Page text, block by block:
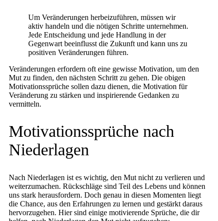
Um Veränderungen herbeizuführen, müssen wir
aktiv handeln und die nötigen Schritte unternehmen.
Jede Entscheidung und jede Handlung in der
Gegenwart beeinflusst die Zukunft und kann uns zu
positiven Veränderungen führen.
Veränderungen erfordern oft eine gewisse Motivation, um den
Mut zu finden, den nächsten Schritt zu gehen. Die obigen
Motivationssprüche sollen dazu dienen, die Motivation für
Veränderung zu stärken und inspirierende Gedanken zu
vermitteln.
Motivationssprüche nach
Niederlagen
Nach Niederlagen ist es wichtig, den Mut nicht zu verlieren und
weiterzumachen. Rückschläge sind Teil des Lebens und können
uns stark herausfordern. Doch genau in diesen Momenten liegt
die Chance, aus den Erfahrungen zu lernen und gestärkt daraus
hervorzugehen. Hier sind einige motivierende Sprüche, die dir